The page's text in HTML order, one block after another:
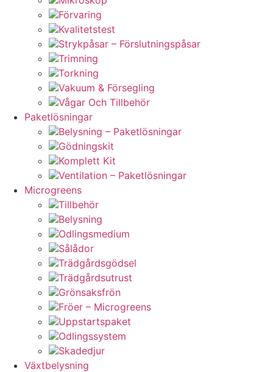
Förvaring
Kvalitetstest
Strykpåsar – Förslutningspåsar
Trimning
Torkning
Vakuum & Försegling
Vågar Och Tillbehör
Paketlösningar
Belysning – Paketlösningar
Gödningskit
Komplett Kit
Ventilation – Paketlösningar
Microgreens
Tillbehör
Belysning
Odlingsmedium
Sålådor
Trädgårdsgödsel
Trädgårdsutrust
Grönsaksfrön
Fröer – Microgreens
Uppstartspaket
Odlingssystem
Skadedjur
Växtbelysning